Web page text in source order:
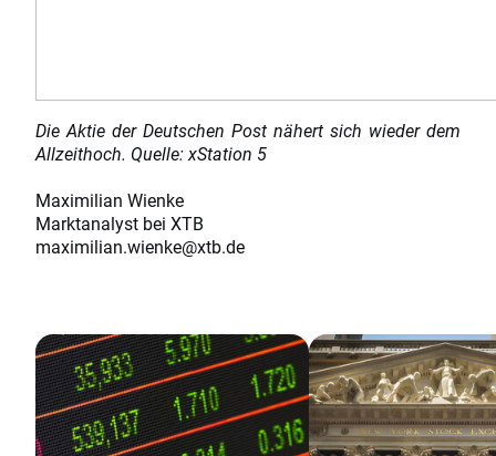
Die Aktie der Deutschen Post nähert sich wieder dem
Allzeithoch. Quelle: xStation 5
Maximilian Wienke
Marktanalyst bei XTB
maximilian.wienke@xtb.de